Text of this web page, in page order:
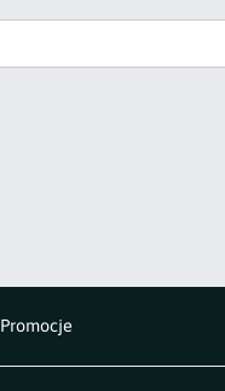
Promocje